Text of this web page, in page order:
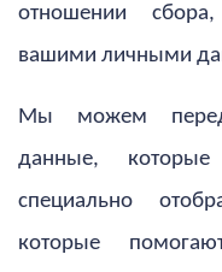
отношении
вашими личными
Мы можем
данные,
специально
которые